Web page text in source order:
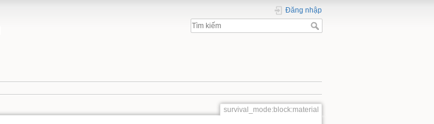
Đăng nhập
survival_mode:block:material